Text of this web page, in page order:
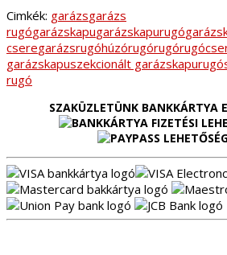
Cimkék: garázsgarázs
rugógarázskapugarázskapurugó
cseregarázsrugóhúzórugórugó
garázskapuszekcionált garázskapurugó
rugó
SZAKÜZLETÜNK BANKKÁRTYA